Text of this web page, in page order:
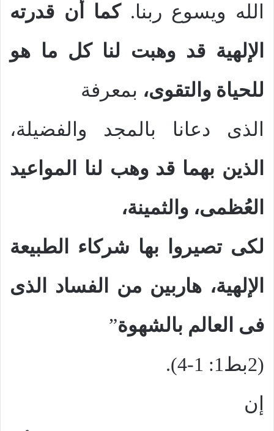
الله ويسوع ربنا.كما أن قدرته
الإلهية قد وهبت لنا كل ما هو
للحياة والتقوى، بمعرفة
الذى دعانا بالمجد والفضيلة،
الذين بهما قد وهب لنا المواعيد
العُظمى، والثمينة،
لكى تصيروا بها شركاء الطبيعة
الإلهية، هاربين من الفساد الذى
فى العالم بالشهوة”
(2بط1: 1-4).
إن